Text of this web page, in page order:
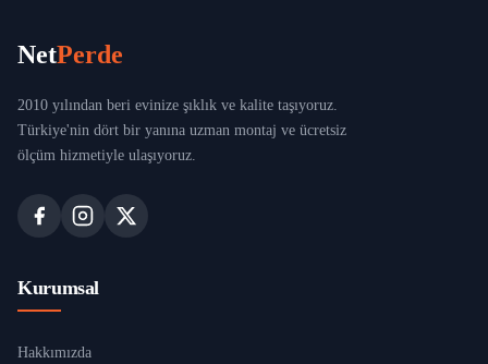
NetPerde
2010 yılından beri evinize şıklık ve kalite taşıyoruz.
Türkiye'nin dört bir yanına uzman montaj ve ücretsiz
ölçüm hizmetiyle ulaşıyoruz.
Kurumsal
Hakkımızda